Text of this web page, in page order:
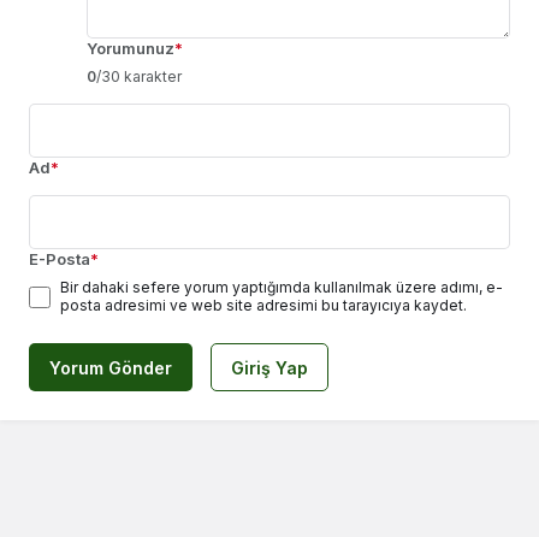
Yorumunuz*
0/30 karakter
Ad*
E-Posta*
Bir dahaki sefere yorum yaptığımda kullanılmak üzere adımı, e-
posta adresimi ve web site adresimi bu tarayıcıya kaydet.
Yorum Gönder Giriş Yap